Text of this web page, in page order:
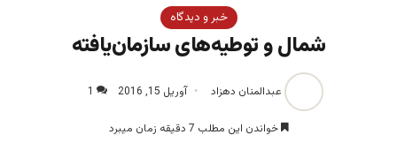
خبر و دیدگاه
شمال و توطیه‌های سازمان‌یافته
عبدالمنان دهزاد آوریل 15, 2016 1
خواندن این مطلب 7 دقیقه زمان میبرد